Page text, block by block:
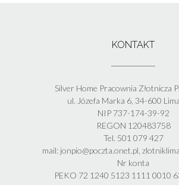
KONTAKT
Silver Home Pracownia Złotnicza
ul. Józefa Marka 6, 34-600
NIP 737-174-39-92
REGON 120483758
Tel. 501 079 427
mail: jonpio@poczta.onet.pl,
Nr konta
PEKO 72 1240 5123 1111 0010